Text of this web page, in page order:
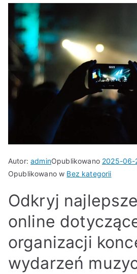
Autor:adminOpublikowano 2025-06-
Opublikowano w Bez kategorii
Odkryj
online
organizacji
wydarzeń